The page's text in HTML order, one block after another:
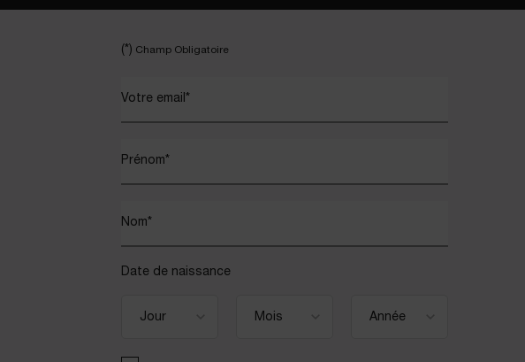
(*) Champ Obligatoire
Votre email *
Prénom*
Nom*
Date de naissance